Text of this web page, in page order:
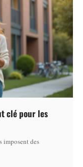
clé pour les
imposent des